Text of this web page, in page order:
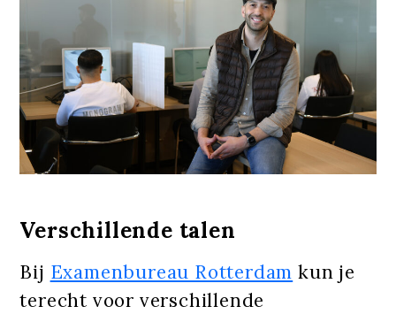
Verschillende talen
Bij Examenbureau Rotterdam kun je
terecht voor verschillende